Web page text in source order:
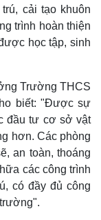
cải tạo khuôn
trình hoàn thiện
học tập, sinh
Trường THCS
biết: "Được sự
đầu tư cơ sở vật
hơn. Các phòng
an toàn, thoáng
các công trình
có đầy đủ công